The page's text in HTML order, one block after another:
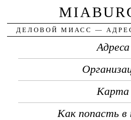
ДЕЛОВОЙ МИАСС —
Адреса
Карта
Как попасть в